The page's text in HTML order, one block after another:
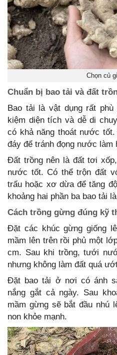
Chọn củ
Chuẩn bị bao tải và đất
Bao tải là vật dụng rất
kiệm diện tích và dễ di
có khả năng thoát nước
đáy để tránh đọng nước làm
Đất trồng nên là đất tơi
nước tốt. Có thể trộn đất
trấu hoặc xơ dừa để tăng
khoảng hai phần ba bao tải
Cách trồng gừng đúng kỹ
Đặt các khúc gừng giống
mầm lên trên rồi phủ một
cm. Sau khi trồng, tưới
nhưng không làm đất quá
Đặt bao tải ở nơi có ánh
nắng gắt cả ngày. Sau
mầm gừng sẽ bắt đầu nhú
non khỏe mạnh.